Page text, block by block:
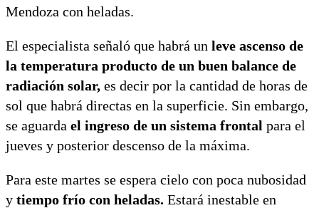
Mendoza con heladas.
El especialista señaló que habrá un leve ascenso de
la temperatura producto de un buen balance de
radiación solar, es decir por la cantidad de horas de
sol que habrá directas en la superficie. Sin embargo,
se aguarda el ingreso de un sistema frontal para el
jueves y posterior descenso de la máxima.
Para este martes se espera cielo con poca nubosidad
y tiempo frío con heladas. Estará inestable en